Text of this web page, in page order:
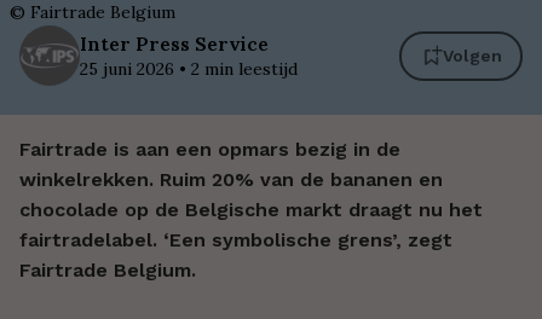
© Fairtrade Belgium
Inter Press Service
25 juni 2026 • 2 min leestijd
Volgen
Fairtrade is aan een opmars bezig in de
winkelrekken. Ruim 20% van de bananen en
chocolade op de Belgische markt draagt nu het
fairtradelabel. ‘Een symbolische grens’, zegt
Fairtrade Belgium.